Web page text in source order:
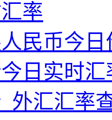
率
民币今
日实时汇
外汇汇率